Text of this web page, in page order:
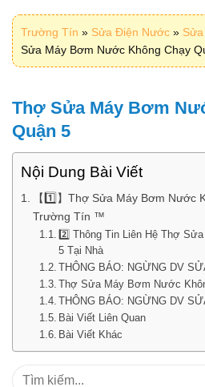
Trường Tín » Sửa Điện Nước »
Sửa Máy Bơm Nước Không Chạy
Thợ Sửa Máy Bơm
Quận 5
Nội Dung Bài Viết
【1️⃣】Thợ Sửa Máy Bơm Nước
Trường Tín ™
2️⃣ Thông Tin Liên Hệ Thợ
5 Tại Nhà
THÔNG BÁO: NGỪNG DV
Thợ Sửa Máy Bơm Nước
THÔNG BÁO: NGỪNG DV
Bài Viết Liên Quan
Bài Viết Khác
Tìm